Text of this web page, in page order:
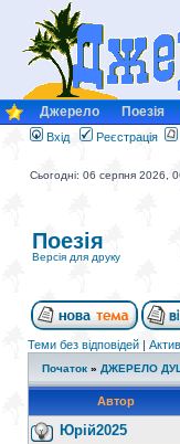
Джерело Поезія
Вхід Реєстрація
Сьогодні: 06 серпня 2026,
Поезія
Версія для друку
Теми без відповідей |
Початок » ДЖЕРЕЛО
Автор
Юрій2025